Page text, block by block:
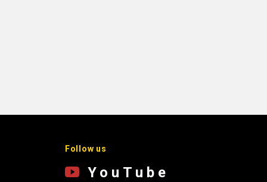
Follow us
YouTube